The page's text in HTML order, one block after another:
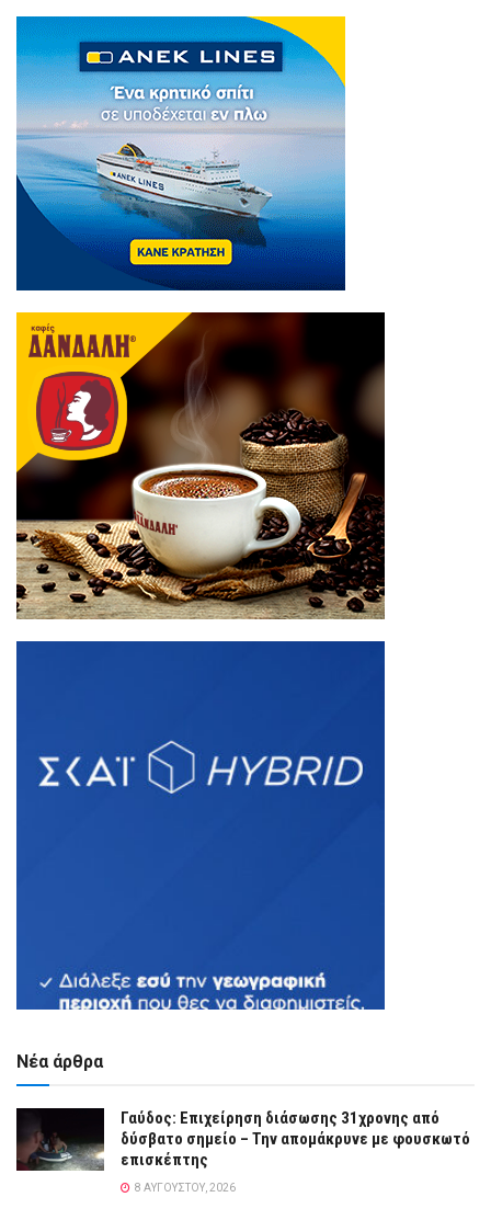
Νέα άρθρα
Γαύδος: Επιχείρηση διάσωσης 31χρονης από
δύσβατο σημείο – Την απομάκρυνε με φουσκωτό
επισκέπτης
8 ΑΥΓΟΎΣΤΟΥ, 2026